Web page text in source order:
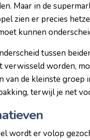
Maar in de
zien er precies
kunnen
tussen
verwisseld worden,
van de kleinste groep
terwijl je net
wordt er volop